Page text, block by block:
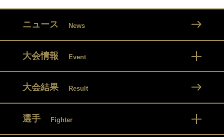
ニュース News
大会情報 Event
大会結果 Result
選手 Fighter